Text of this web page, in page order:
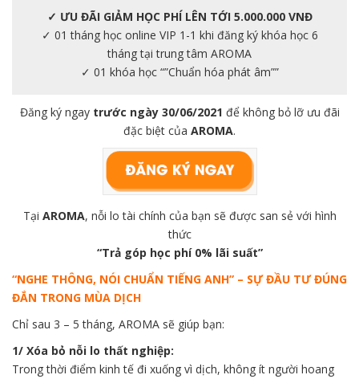
✓ ƯU ĐÃI GIẢM HỌC PHÍ LÊN TỚI 5.000.000 VNĐ
✓ 01 tháng học online VIP 1-1 khi đăng ký khóa học 6
tháng tại trung tâm AROMA
✓ 01 khóa học “”Chuẩn hóa phát âm””
Đăng ký ngaytrước ngày 30/06/2021 để không bỏ lỡ ưu đãi
đặc biệt của AROMA.
Tại AROMA, nỗi lo tài chính của bạn sẽ được san sẻ với hình
thức
“Trả góp học phí 0% lãi suất”
“NGHE THÔNG, NÓI CHUẨN TIẾNG ANH” – SỰ ĐẦU TƯ ĐÚNG
ĐẮN TRONG MÙA DỊCH
Chỉ sau 3 – 5 tháng, AROMA sẽ giúp bạn:
1/ Xóa bỏ nỗi lo thất nghiệp:
Trong thời điểm kinh tế đi xuống vì dịch, không ít người hoang